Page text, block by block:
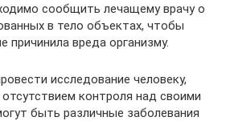
сообщить лечащему врачу о
в тело объектах, чтобы
причинила вреда организму.
исследование человеку,
контроля над своими
быть различные заболевания